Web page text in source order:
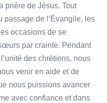
prière de Jésus. Tout
passage de l’Évangile, les
occasions de se
par crainte. Pendant
des chrétiens, nous
venir en aide et de
nous puissions avancer
avec confiance et dans